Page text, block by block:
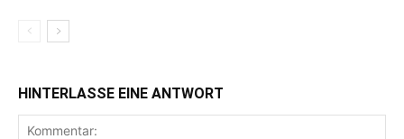
HINTERLASSE EINE ANTWORT